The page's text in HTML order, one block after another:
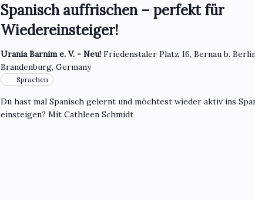
Spanisch auffrischen – perfekt für
Wiedereinsteiger!
Urania Barnim e. V. - Neu!Friedenstaler Platz 16, Bernau b.
Brandenburg, Germany
Sprachen
Du hast mal Spanisch gelernt und möchtest wieder aktiv ins
einsteigen? Mit Cathleen Schmidt